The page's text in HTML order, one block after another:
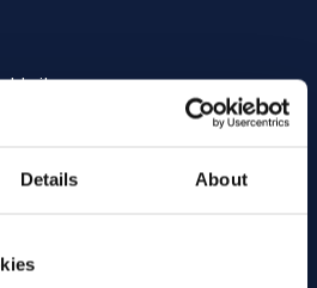
Details About
obróbki cieplnej dla uzyskania
o dużej zawartości siarki
w których kluczowe jest
item